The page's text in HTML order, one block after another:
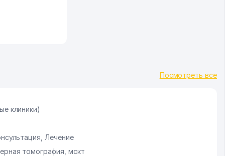
Посмотреть все
клиники)
Лечение
томография, мскт